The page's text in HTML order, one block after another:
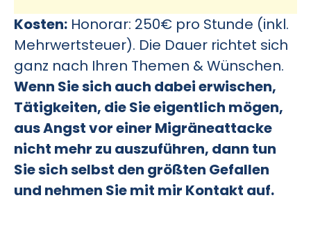
Kosten: Honorar: 250€ pro Stunde (inkl.
Mehrwertsteuer). Die Dauer richtet sich
ganz nach Ihren Themen & Wünschen.
Wenn Sie sich auch dabei erwischen,
Tätigkeiten, die Sie eigentlich mögen,
aus Angst vor einer Migräneattacke
nicht mehr zu auszuführen, dann tun
Sie sich selbst den größten Gefallen
und nehmen Sie mit mir Kontakt auf.